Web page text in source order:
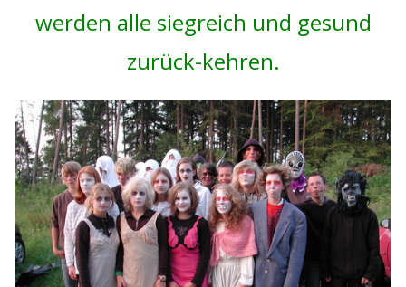
werden alle siegreich und gesund
zurück-kehren.